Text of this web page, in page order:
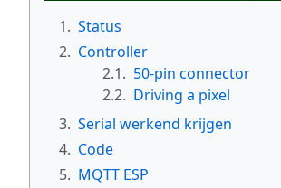
1. Status
2. Controller
2.1. 50-pin connector
2.2. Driving a pixel
3. Serial werkend krijgen
4. Code
5. MQTT ESP